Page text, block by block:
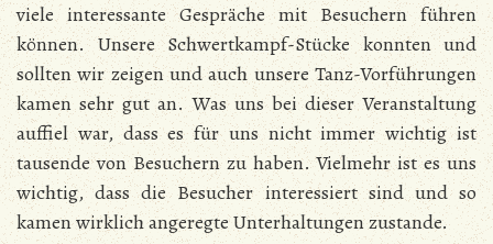
viele interessante Gespräche mit Besuchern führen
können. Unsere Schwertkampf-Stücke konnten und
sollten wir zeigen und auch unsere Tanz-Vorführungen
kamen sehr gut an. Was uns bei dieser Veranstaltung
auffiel war, dass es für uns nicht immer wichtig ist
tausende von Besuchern zu haben. Vielmehr ist es uns
wichtig, dass die Besucher interessiert sind und so
kamen wirklich angeregte Unterhaltungen zustande.